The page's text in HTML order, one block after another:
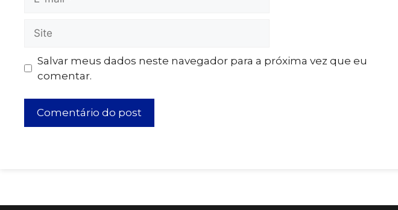
Salvar meus dados neste navegador para a próxima vez que eu
comentar.